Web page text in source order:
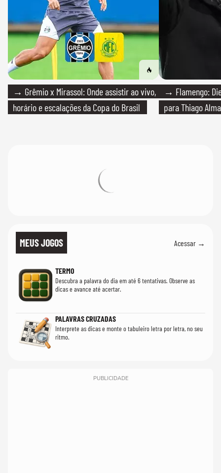
→ Grêmio x Mirassol: Onde assistir ao vivo,
horário e escalações da Copa do Brasil
→ Flamengo:
para Thiago
MEUS JOGOS Acessar →
TERMO
Descubra a palavra do dia em até 6 tentativas. Observe as
dicas e avance até acertar.
PALAVRAS CRUZADAS
Interprete as dicas e monte o tabuleiro letra por letra, no seu
ritmo.
PUBLICIDADE